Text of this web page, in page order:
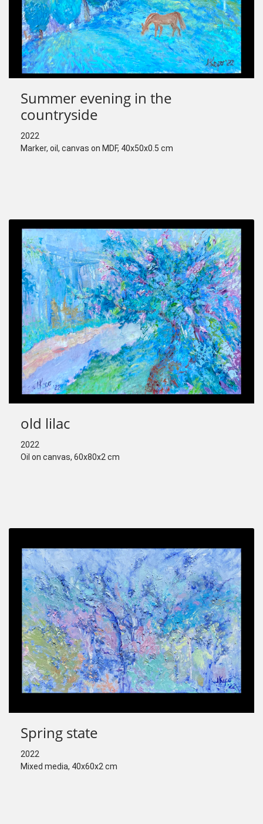
Summer evening in the
countryside
2022
Marker, oil, canvas on MDF, 40х50х0.5 cm
old lilac
2022
Oil on canvas, 60x80x2 cm
Spring state
2022
Mixed media, 40х60х2 cm